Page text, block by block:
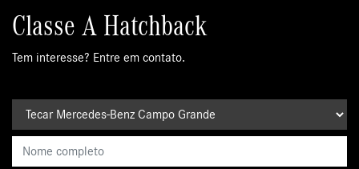
Classe A Hatchback
Tem interesse? Entre em contato.